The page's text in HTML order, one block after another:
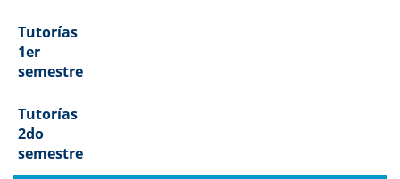
Tutorías
1er
semestre
Tutorías
2do
semestre